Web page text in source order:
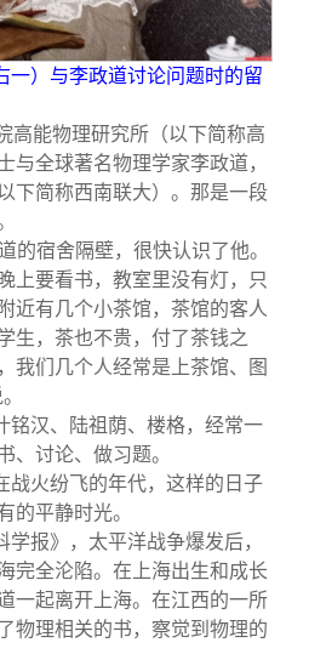
苑
界
赛
辞
名单
规
们
一）与李政道讨论问题时的留
高能物理研究所（以下简称高
与全球著名物理学家李政道，
下简称西南联大）。那是一段
的宿舍隔壁，很快认识了他。
上要看书，教室里没有灯，只
近有几个小茶馆，茶馆的客人
生，茶也不贵，付了茶钱之
我们几个人经常是上茶馆、图
铭汉、陆祖荫、楼格，经常一
、讨论、做习题。
战火纷飞的年代，这样的日子
的平静时光。
报》，太平洋战争爆发后，
完全沦陷。在上海出生和成长
一起离开上海。在江西的一所
物理相关的书，察觉到物理的